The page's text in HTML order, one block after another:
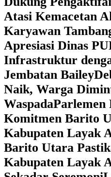
Atasi Kemacetan
Karyawan
Apresiasi Dinas
Infrastruktur
Jembatan Bailey
Naik, Warga
WaspadaParlemen
Komitmen Barito
Kabupaten Layak
Barito Utara
Kabupaten Layak